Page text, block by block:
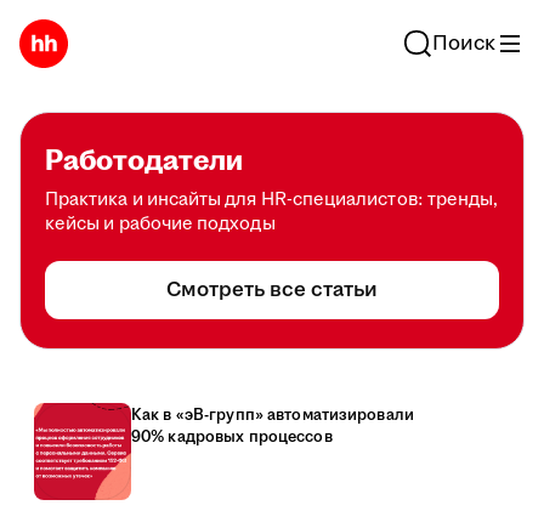
Поиск
Работодатели
Практика и инсайты для HR-специалистов: тренды,
кейсы и рабочие подходы
Смотреть все статьи
Как в «эВ-групп» автоматизировали
90% кадровых процессов